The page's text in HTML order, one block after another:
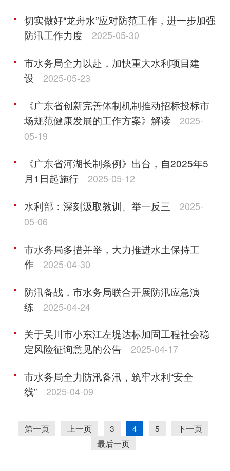
切实做好“龙舟水”应对防范工作，进一步加强
防汛工作力度
2025-05-30
市水务局全力以赴，加快重大水利项目建
设
2025-05-23
《广东省创新完善体制机制推动招标投标市
场规范健康发展的工作方案》解读
2025-
05-19
《广东省河湖长制条例》出台，自2025年5
月1日起施行
2025-05-12
水利部：深刻汲取教训、举一反三
2025-
05-06
市水务局多措并举，大力推进水土保持工
作
2025-04-30
防汛备战，市水务局联合开展防汛应急演
练
2025-04-24
关于吴川市小东江左堤达标加固工程社会稳
定风险征询意见的公告
2025-04-17
市水务局全力防汛备汛，筑牢水利“安全
线”
2025-04-09
第一页 上一页 3 4 5
下一页
最后一页